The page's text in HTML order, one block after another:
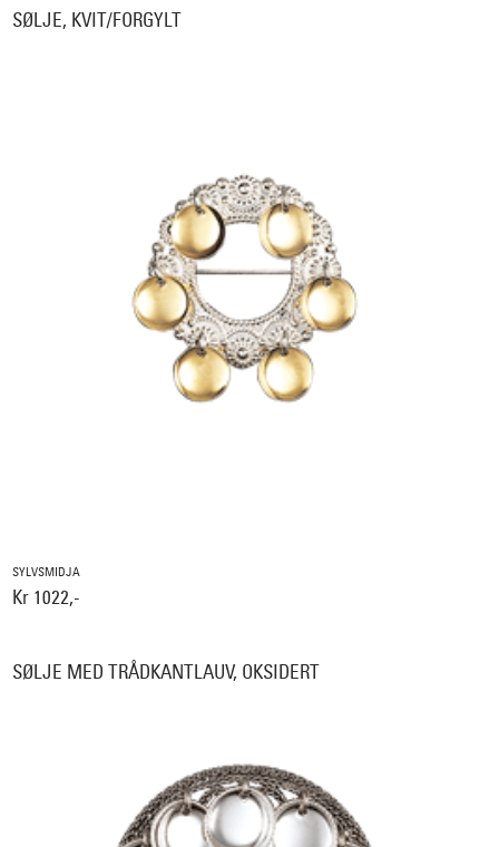
SØLJE, KVIT/FORGYLT
SYLVSMIDJA
Kr 1022,-
SØLJE MED TRÅDKANTLAUV, OKSIDERT